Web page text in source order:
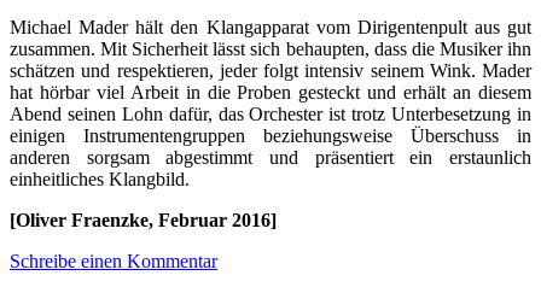
Michael Mader hält den Klangapparat vom Dirigentenpult aus gut
zusammen. Mit Sicherheit lässt sich behaupten, dass die Musiker ihn
schätzen und respektieren, jeder folgt intensiv seinem Wink. Mader
hat hörbar viel Arbeit in die Proben gesteckt und erhält an diesem
Abend seinen Lohn dafür, das Orchester ist trotz Unterbesetzung in
einigen Instrumentengruppen beziehungsweise Überschuss in
anderen sorgsam abgestimmt und präsentiert ein erstaunlich
einheitliches Klangbild.
[Oliver Fraenzke, Februar 2016]
Schreibe einen Kommentar